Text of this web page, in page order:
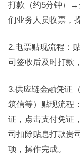
打款（约5分钟）
们业务人员收票，
2.电票贴现流程：
司签收后及时打款
3.供应链金融凭证
筑信等）贴现流程
证，点击支付凭证
司扣除贴息打款贵
项，操作完成。